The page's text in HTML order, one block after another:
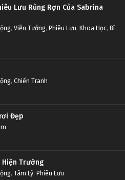
Lưu Rùng Rợn Của Sabrina
, Viễn Tưởng, Phiêu Lưu, Khoa Học, Bí
, Chiến Tranh
Đẹp
Trường
, Tâm Lý, Phiêu Lưu